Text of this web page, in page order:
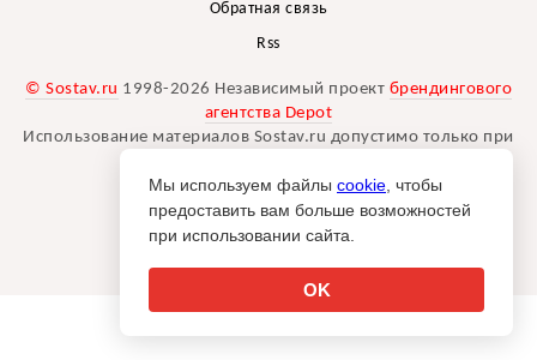
Обратная связь
Rss
© Sostav.ru 1998-2026 Независимый проект брендингового
агентства Depot
Использование материалов Sostav.ru допустимо только при
Дизайн сайта -Liqium.
18+
Мы используем файлы cookie , чтобы
предоставить вам больше возможностей
при использовании сайта.
OK